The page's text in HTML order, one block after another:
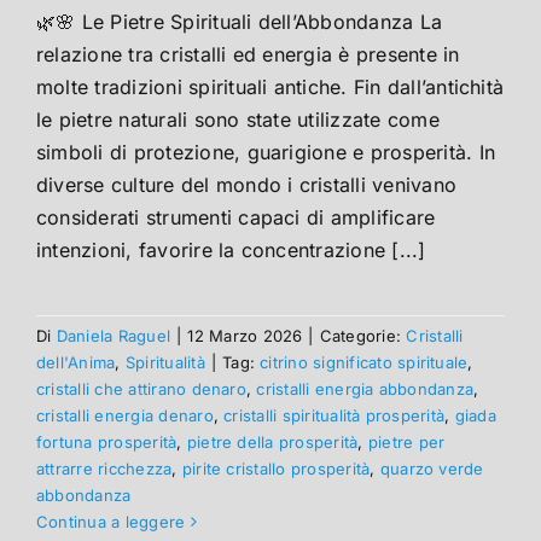
🌿🌸 Le Pietre Spirituali dell’Abbondanza La
relazione tra cristalli ed energia è presente in
molte tradizioni spirituali antiche. Fin dall’antichità
le pietre naturali sono state utilizzate come
simboli di protezione, guarigione e prosperità. In
diverse culture del mondo i cristalli venivano
considerati strumenti capaci di amplificare
intenzioni, favorire la concentrazione [...]
Di Daniela Raguel 12 Marzo 2026 Categorie:Cristalli
dell'Anima, Spiritualità Tag:citrino significato spirituale,
cristalli che attirano denaro,cristalli energia abbondanza,
cristalli energia denaro,cristalli spiritualità prosperità, giada
fortuna prosperità, pietre della prosperità, pietre per
attrarre ricchezza, pirite cristallo prosperità, quarzo verde
abbondanza
Continua a leggere